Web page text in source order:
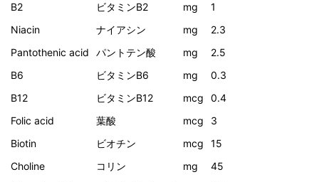
B2
ビタミンB2 mg
1
Niacin
ナイアシン mg
2.3
Pantothenic acid
パントテン酸 mg
2.5
B6
ビタミンB6 mg
0.3
B12
ビタミンB12 mcg
0.4
Folic acid
葉酸 mcg
3
Biotin
ビオチン mcg
15
Choline
コリン mg
45